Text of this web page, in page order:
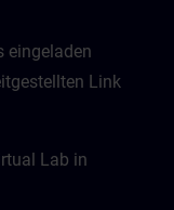
eingeladen
Link
Lab in